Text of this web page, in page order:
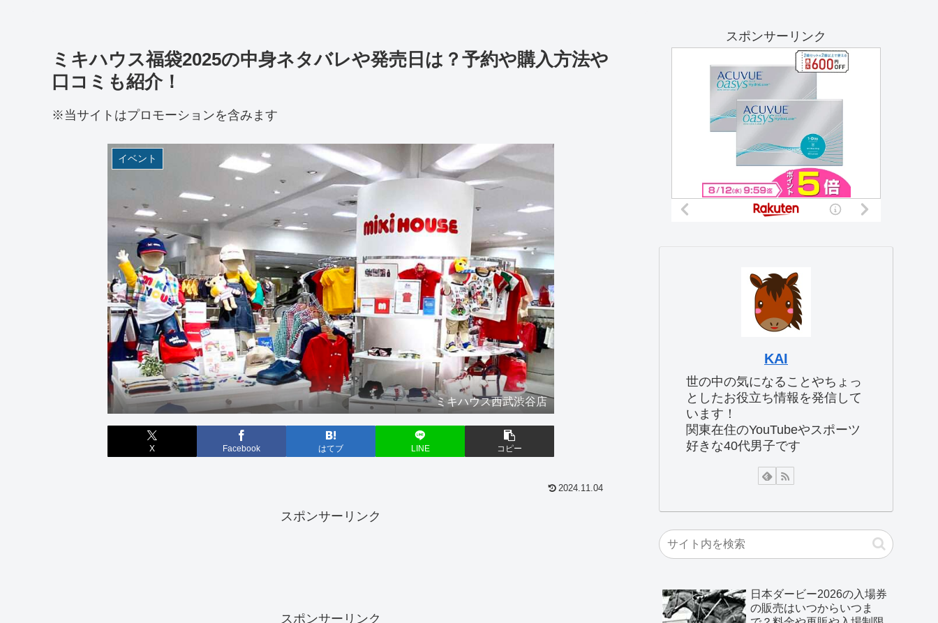
ミキハウス福袋2025の中身ネタバレや発売日は？予約や購入方法や
口コミも紹介！
※当サイトはプロモーションを含みます
イベント
ミキハウス西武渋谷店
X Facebook はてブ LINE コピー
2024.11.04
スポンサーリンク
スポンサーリンク
スポンサーリンク
KAI
世の中の気になることやちょっ
としたお役立ち情報を発信して
います！
関東在住のYouTubeやスポーツ
好きな40代男子です
日本ダービー2026の入場券
の販売はいつからいつま